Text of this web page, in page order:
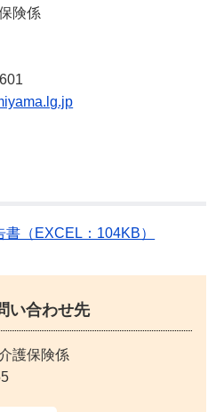
険係
書（EXCEL：104KB）
い合わせ先
護保険係